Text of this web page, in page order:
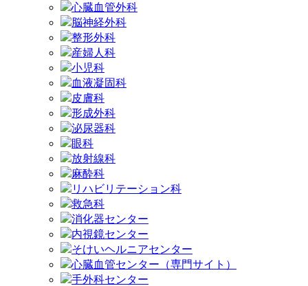
心臓血管外科
脳神経外科
整形外科
産婦人科
小児科
血液凝固科
皮膚科
形成外科
泌尿器科
眼科
放射線科
麻酔科
リハビリテーション科
救急科
消化器センター
内視鏡センター
そけいヘルニアセンター
心臓血管センター（専門サイト）
手外科センター